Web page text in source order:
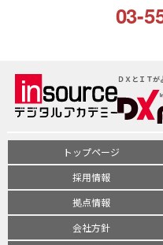
03-
ＤＸとＩＴ
トップページ
採用情報
拠点情報
会社方針